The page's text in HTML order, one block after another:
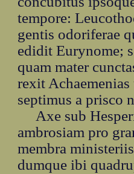
tempore:
gentis odoriferae
edidit Eurynome;
quam mater
rexit
septimus a prisco
Axe sub
ambrosiam pro
membra
dumque ibi